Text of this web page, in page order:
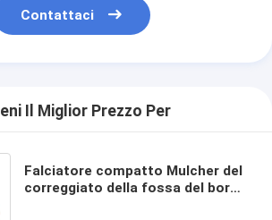
Contattaci
Il Miglior Prezzo Per
Falciatore compatto Mulcher del
correggiato della fossa del bordo